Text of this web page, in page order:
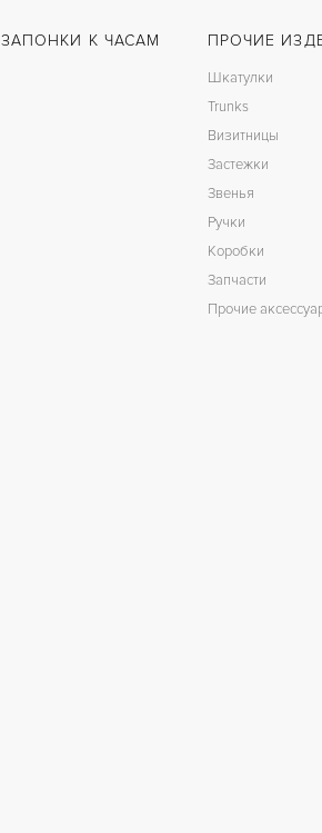
ЗАПОНКИ К ЧАСАМ ПРОЧИЕ
Шкатулки
Trunks
Визитницы
Застежки
Звенья
Ручки
Коробки
Запчасти
Прочие